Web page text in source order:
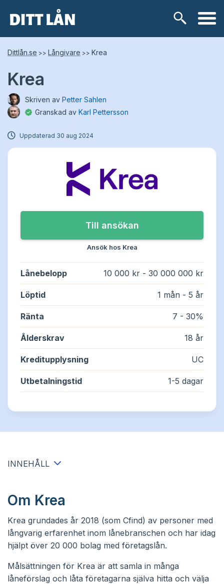
Lånetyper
Snabblån
Kontokredit
Privatlån
Låneförmedlare
Samlingslån
Lån med direktutbetalning
Lån med betalningsanmärkning
Lån utan inkomst
Akutlån
Nya lån
Swish lån
Om oss
Dittlån.se >> Långivare >> Krea
Krea
Skriven av Petter Sahlen
Granskad av Karl Pettersson
Uppdaterad 30 aug 2024
Ansök hos Krea
Lånebelopp 10 000 kr - 30 000 000 kr
Löptid 1 mån - 5 år
Ränta 7 - 30%
Ålderskrav 18 år
Kreditupplysning UC
Utbetalningstid 1-5 dagar
INNEHÅLL
Om Krea
Krea grundades år 2018 (som Cfind) av personer med
långvarig erfarenhet inom lånebranschen och har idag
hjälpt över 20 000 bolag med företagslån.
Målsättningen för Krea är att samla in många
låneförslag och låta företagarna själva hitta och välja